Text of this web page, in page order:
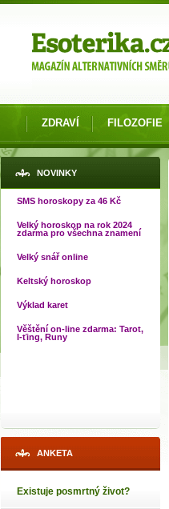
ZDRAVÍ FILOZOFIE
NOVINKY
SMS horoskopy za 46 Kč
Velký horoskop na rok 2024
zdarma pro všechna znamení
Velký snář online
Keltský horoskop
Výklad karet
Věštění on-line zdarma: Tarot,
I-ťing, Runy
ANKETA
Existuje posmrtný život?